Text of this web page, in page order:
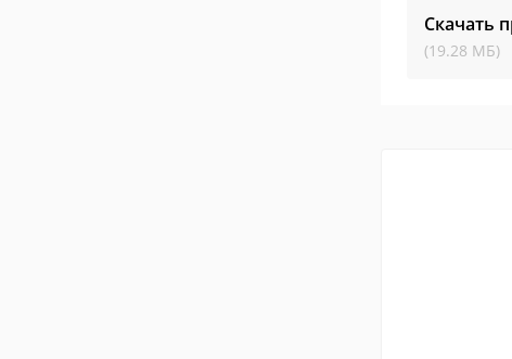
Скачать
(19.28 МБ)